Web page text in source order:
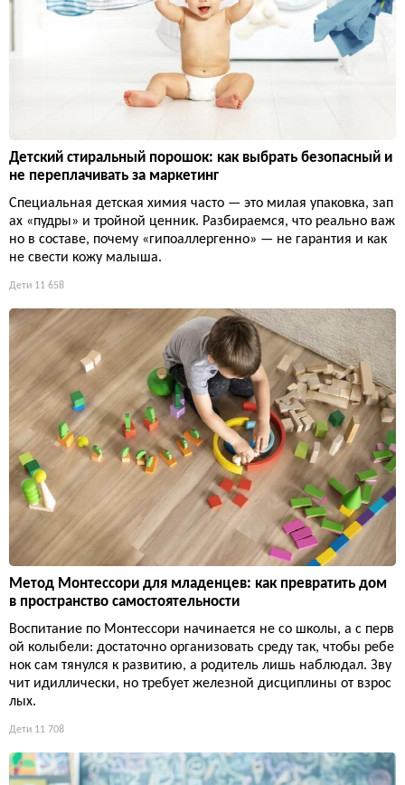
Детский стиральный порошок: как выбрать безопасный и
не переплачивать за маркетинг
Специальная детская химия часто — это милая упаковка, зап
ах «пудры» и тройной ценник. Разбираемся, что реально важ
но в составе, почему «гипоаллергенно» — не гарантия и как
не свести кожу малыша.
Дети 11 658
Метод Монтессори для младенцев: как превратить дом
в пространство самостоятельности
Воспитание по Монтессори начинается не со школы, а с перв
ой колыбели: достаточно организовать среду так, чтобы ребе
нок сам тянулся к развитию, а родитель лишь наблюдал. Зву
чит идиллически, но требует железной дисциплины от взрос
лых.
Дети 11 708